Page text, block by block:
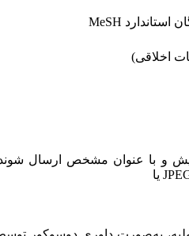
و با عنوان مشخص ارسال شوند.